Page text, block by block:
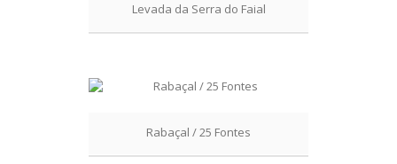
Levada da Serra do Faial
Rabaçal / 25 Fontes